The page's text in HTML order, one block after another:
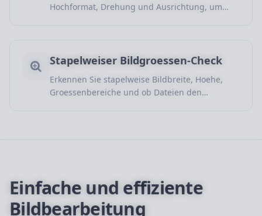
Hochformat, Drehung und Ausrichtung, um
Stapelweiser Bildgroessen-Check
Erkennen Sie stapelweise Bildbreite, Hoehe,
Groessenbereiche und ob Dateien den
Einfache und effiziente
Bildbearbeitung